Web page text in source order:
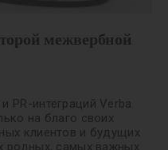
межвербной
PR-интеграций Verba
на благо своих
клиентов и будущих
родных, самых важных